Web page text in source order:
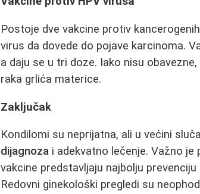
Postoje dve vakcine protiv
virus da dovede do pojave karcinoma.
a daju se u tri doze. Iako nisu
raka grlića materice.
Zaključak
Kondilomi su neprijatna, ali u većini
dijagnoza i adekvatno lečenje. Važno
vakcine predstavljaju najbolju
Redovni ginekološki pregledi su